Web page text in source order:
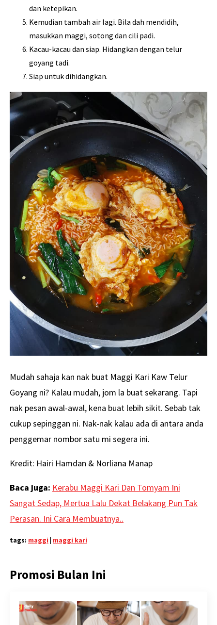
dan ketepikan.
Kemudian tambah air lagi. Bila dah mendidih,
masukkan maggi, sotong dan cili padi.
Kacau-kacau dan siap. Hidangkan dengan telur
goyang tadi.
Siap untuk dihidangkan.
Mudah sahaja kan nak buat Maggi Kari Kaw Telur
Goyang ni? Kalau mudah, jom la buat sekarang. Tapi
nak pesan awal-awal, kena buat lebih sikit. Sebab tak
cukup sepinggan ni. Nak-nak kalau ada di antara anda
penggemar nombor satu mi segera ini.
Kredit: Hairi Hamdan & Norliana Manap
Baca juga: Kerabu Maggi Kari Dan Tomyam Ini
Sangat Sedap, Mertua Lalu Dekat Belakang Pun Tak
Perasan. Ini Cara Membuatnya..
tags: maggi | maggi kari
Promosi Bulan Ini